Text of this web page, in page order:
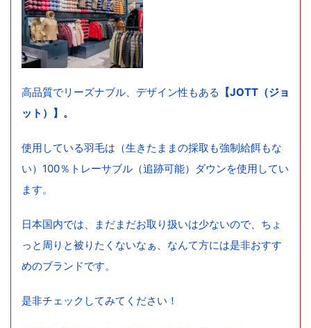
高品質でリーズナブル、デザイン性もある
【JOTT（ジョ
ット）】。
使用している羽毛は（生きたままの採取も強制給餌もな
い）100％トレーサブル（追跡可能）ダウンを使用してい
ます。
日本国内では、まだまだお取り扱いは少ないので、ちょ
っと周りと被りたくないなぁ、なんて方には是非おすす
めのブランドです。
是非チェックしてみてください！